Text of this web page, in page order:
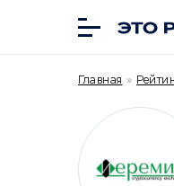
Главная »